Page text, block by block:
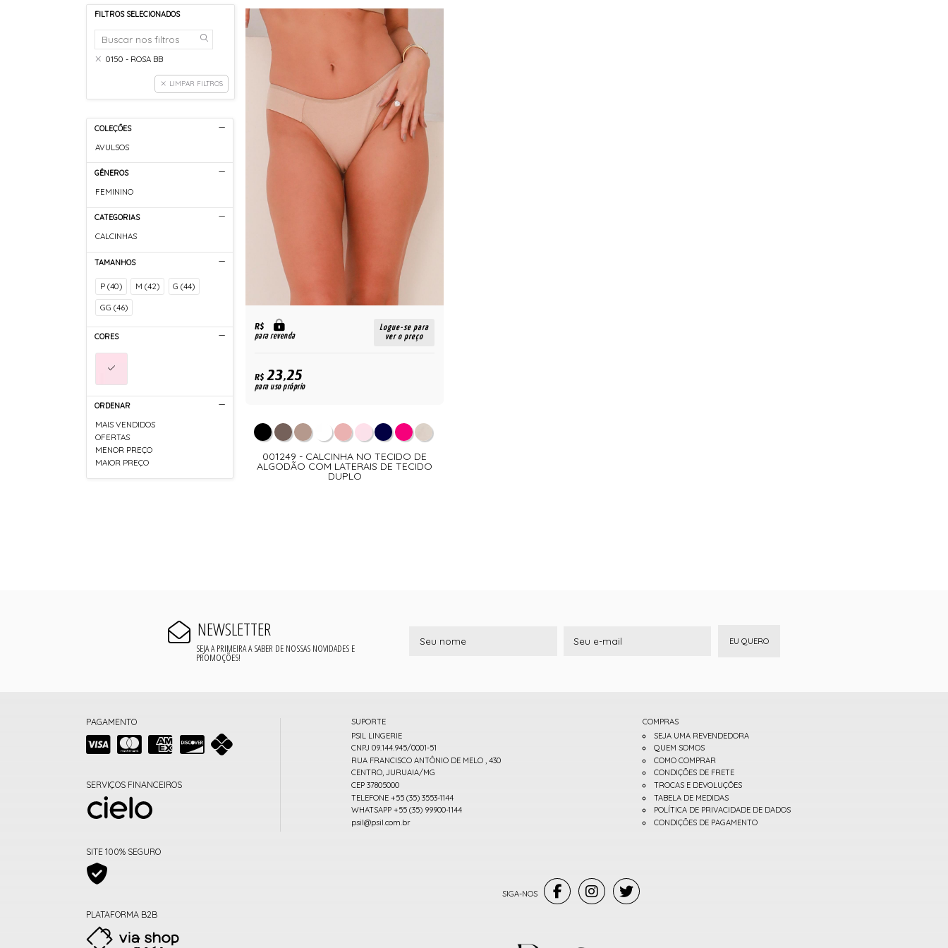
FILTROS SELECIONADOS
0150 - ROSA BB
LIMPAR FILTROS
COLEÇÕES
AVULSOS
GÊNEROS
FEMININO
CATEGORIAS
CALCINHAS
TAMANHOS
P (40) M (42) G (44)
GG (46)
CORES
ORDENAR
MAIS VENDIDOS
OFERTAS
MENOR PREÇO
MAIOR PREÇO
R$
para revenda
Logue-se para
ver o preço
R$23,25
para uso próprio
001249 - CALCINHA NO TECIDO DE
ALGODÃO COM LATERAIS DE TECIDO
DUPLO
NEWSLETTER
SEJA A PRIMEIRA A SABER DE NOSSAS NOVIDADES E
PROMOÇÕES!
EU QUERO
PAGAMENTO
SERVIÇOS FINANCEIROS
SITE 100% SEGURO
PLATAFORMA B2B
SUPORTE
PSIL LINGERIE
CNPJ 09.144.945/0001-51
RUA FRANCISCO ANTÔNIO DE MELO , 430
CENTRO, JURUAIA/MG
CEP 37805000
TELEFONE +55 (35) 3553-1144
WHATSAPP +55 (35) 99900-1144
psil@psil.com.br
COMPRAS
SEJA UMA REVENDEDORA
QUEM SOMOS
COMO COMPRAR
CONDIÇÕES DE FRETE
TROCAS E DEVOLUÇÕES
TABELA DE MEDIDAS
POLÍTICA DE PRIVACIDADE DE DADOS
CONDIÇÕES DE PAGAMENTO